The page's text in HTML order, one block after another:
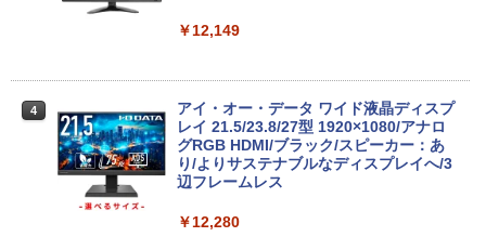
C/中古 パソコン 中古PC 中古ノートパソ
￥26,800
【整備済み品】 15.6インチ 第11世代Inte
l N5095 FHD1920*1080IPS液晶 最大メ
MicrosoftOffice2024可 日本語配列キー
￥28,800
4
【全品最大2500円OFFクーポン】【22イ
ンチ 液晶+新品キーボード＆新品無線マ
ウスセット】HP EliteDesk 800 G1 SFF
デスクトップPC 第4世代Core-i7 Office
付き Windows11 メモリ8GB/16GB SSD
USB3.0 デスクトップ PC 中古 PC
￥12,149
4
アイ・オー・データ ワイド液晶ディスプ
レイ 21.5/23.8/27型 1920×1080/アナロ
グRGB HDMI/ブラック/スピーカー：あ
り/よりサステナブルなディスプレイへ/3
辺フレームレス
￥12,280